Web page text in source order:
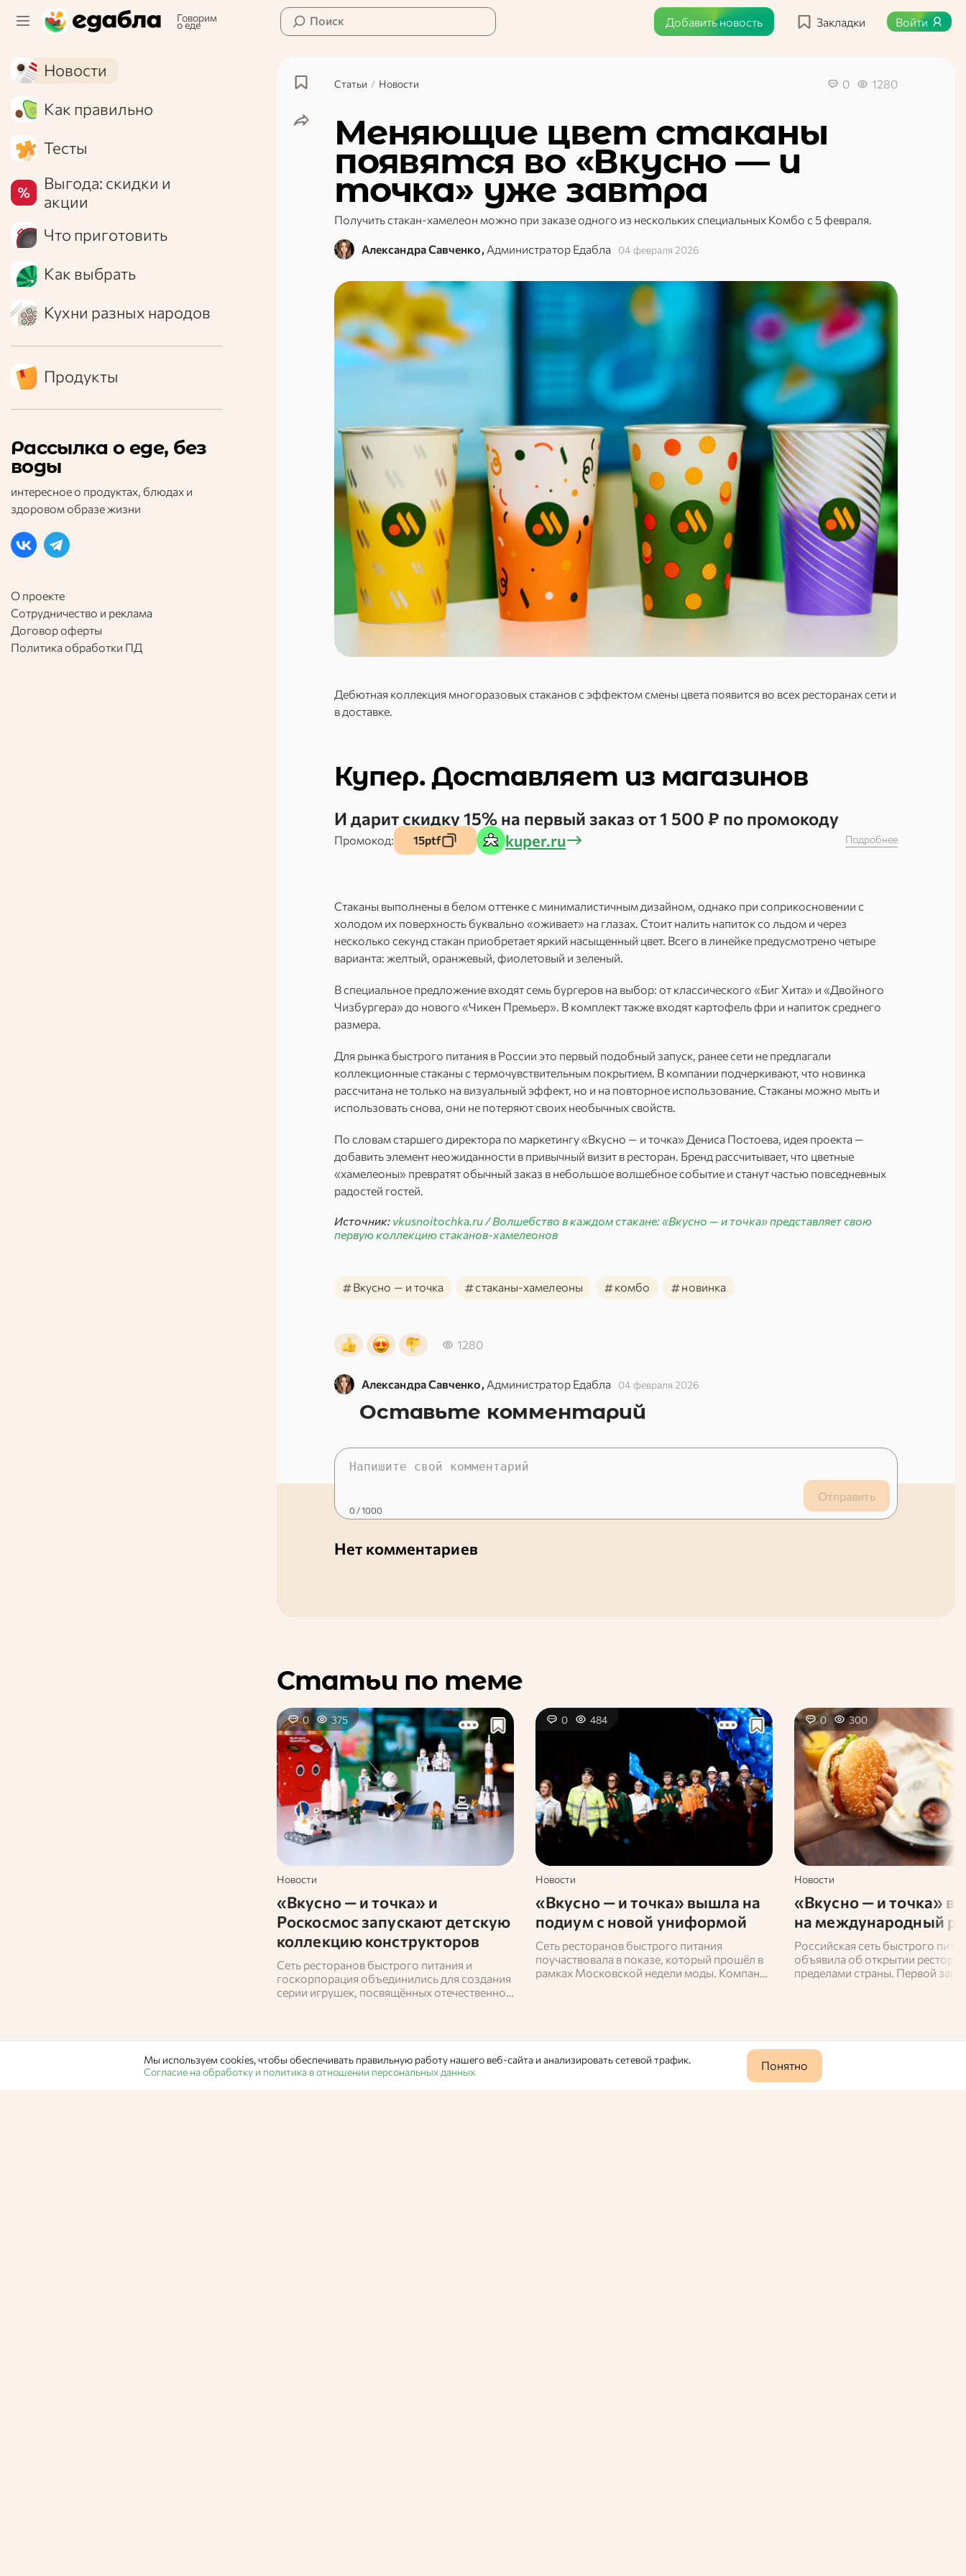
Говорим
о еде Поиск Добавить новость Закладки Войти
Новости
Как правильно
Тесты
Выгода: скидки и
акции
Что приготовить
Как выбрать
Кухни разных народов
Продукты
Рассылка о еде, без
воды
интересное о продуктах, блюдах и
здоровом образе жизни
О проекте
Сотрудничество и реклама
Договор оферты
Политика обработки ПД
Статьи / Новости 0 1280
Меняющие цвет стаканы
появятся во «Вкусно — и
точка» уже завтра
Получить стакан-хамелеон можно при заказе одного из нескольких специальных Комбо с 5 февраля.
Александра Савченко, Администратор Едабла 04 февраля 2026
Дебютная коллекция многоразовых стаканов с эффектом смены цвета появится во всех ресторанах сети и
в доставке.
Купер. Доставляет из магазинов
И дарит скидку 15% на первый заказ от 1 500 ₽ по промокоду
Промокод: 15ptf kuper.ru Подробнее
Стаканы выполнены в белом оттенке с минималистичным дизайном, однако при соприкосновении с
холодом их поверхность буквально «оживает» на глазах. Стоит налить напиток со льдом и через
несколько секунд стакан приобретает яркий насыщенный цвет. Всего в линейке предусмотрено четыре
варианта: желтый, оранжевый, фиолетовый и зеленый.
В специальное предложение входят семь бургеров на выбор: от классического «Биг Хита» и «Двойного
Чизбургера» до нового «Чикен Премьер». В комплект также входят картофель фри и напиток среднего
размера.
Для рынка быстрого питания в России это первый подобный запуск, ранее сети не предлагали
коллекционные стаканы с термочувствительным покрытием. В компании подчеркивают, что новинка
рассчитана не только на визуальный эффект, но и на повторное использование. Стаканы можно мыть и
использовать снова, они не потеряют своих необычных свойств.
По словам старшего директора по маркетингу «Вкусно — и точка» Дениса Постоева, идея проекта —
добавить элемент неожиданности в привычный визит в ресторан. Бренд рассчитывает, что цветные
«хамелеоны» превратят обычный заказ в небольшое волшебное событие и станут частью повседневных
радостей гостей.
Источник: vkusnoitochka.ru / Волшебство в каждом стакане: «Вкусно — и точка» представляет свою
первую коллекцию стаканов-хамелеонов
#Вкусно — и точка #стаканы-хамелеоны #комбо #новинка
1280
Александра Савченко, Администратор Едабла 04 февраля 2026
Оставьте комментарий
Отправить
0 / 1000
Нет комментариев
Статьи по теме
0 375
Новости
«Вкусно — и точка» и
Роскосмос запускают детскую
коллекцию конструкторов
Сеть ресторанов быстрого питания и
госкорпорация объединились для создания
серии игрушек, посвящённых отечественной
0 484
Новости
«Вкусно — и точка» вышла на
подиум с новой униформой
Сеть ресторанов быстрого питания
поучаствовала в показе, который прошёл в
рамках Московской недели моды. Компания
0 300
Новости
«Вкусно — и точка»
на международный
Российская сеть быстрого
объявила об открытии
пределами страны. Первой
Статьи / Новости
Мы используем cookies, чтобы обеспечивать правильную работу нашего веб-сайта и анализировать сетевой трафик.
Согласие на обработку и политика в отношении персональных данных
Понятно